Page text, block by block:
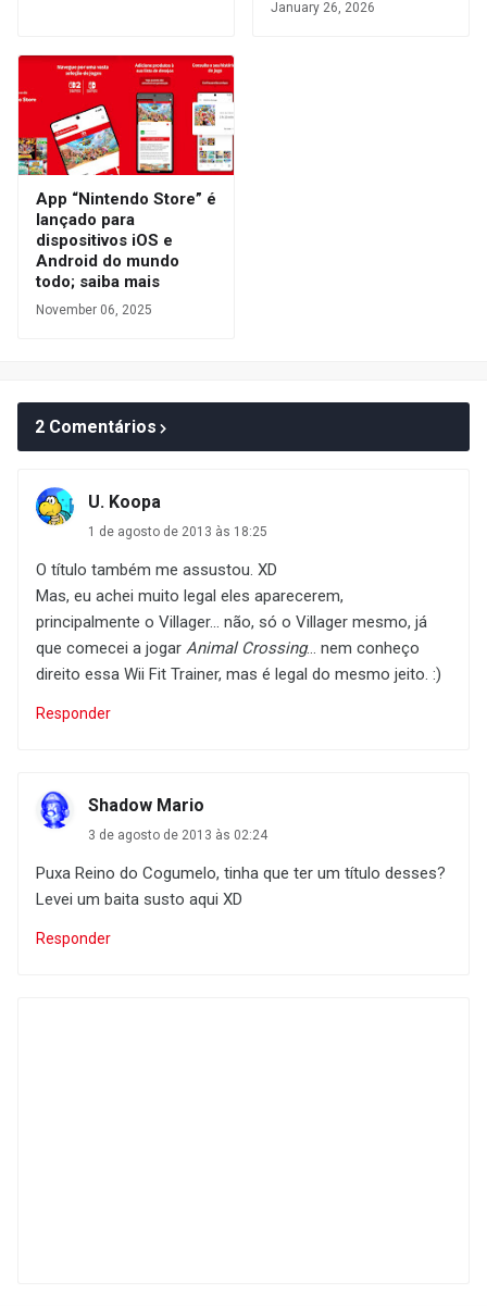
January 26, 2026
App “Nintendo Store” é
lançado para
dispositivos iOS e
Android do mundo
todo; saiba mais
November 06, 2025
2 Comentários
U. Koopa
1 de agosto de 2013 às 18:25
O título também me assustou. XD
Mas, eu achei muito legal eles aparecerem,
principalmente o Villager... não, só o Villager mesmo, já
que comecei a jogar Animal Crossing... nem conheço
direito essa Wii Fit Trainer, mas é legal do mesmo jeito. :)
Responder
Shadow Mario
3 de agosto de 2013 às 02:24
Puxa Reino do Cogumelo, tinha que ter um título desses?
Levei um baita susto aqui XD
Responder